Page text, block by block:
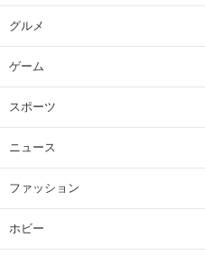
グルメ
ゲーム
スポーツ
ニュース
ファッション
ホビー